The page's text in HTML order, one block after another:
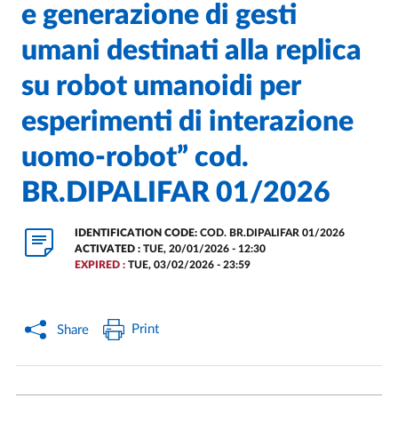
e generazione di gesti
umani destinati alla replica
su robot umanoidi per
esperimenti di interazione
uomo-robot” cod.
BR.DIPALIFAR 01/2026
IDENTIFICATION CODE: COD. BR.DIPALIFAR 01/2026
ACTIVATED : TUE, 20/01/2026 - 12:30
EXPIRED : TUE, 03/02/2026 - 23:59
Share Print